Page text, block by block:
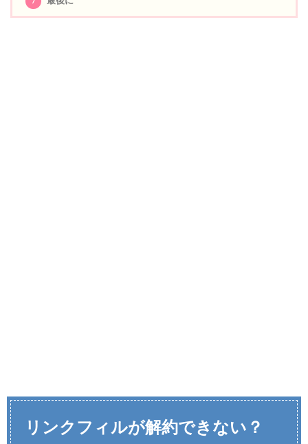
リンクフィルが解約できない？